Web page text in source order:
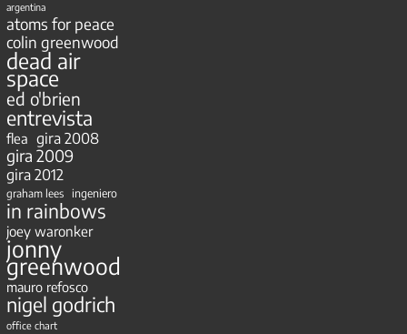
argentina
atoms for peace
colin greenwood
dead air
space
ed o'brien
entrevista
flea gira 2008
gira 2009
gira 2012
graham lees ingeniero
in rainbows
joey waronker
jonny
greenwood
mauro refosco
nigel godrich
office chart